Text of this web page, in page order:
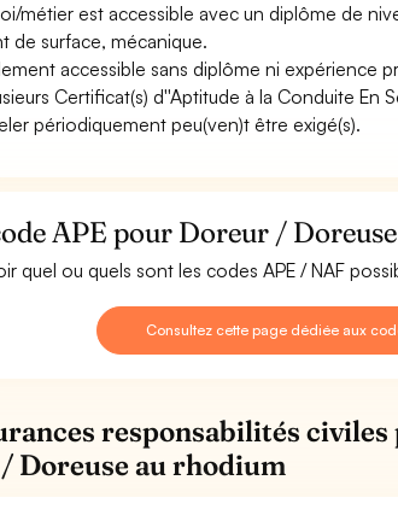
métier est accessible avec un diplôme de
de surface, mécanique.
accessible sans diplôme ni expérience
Certificat(s) d''Aptitude à la Conduite
périodiquement peu(ven)t être exigé(s).
APE pour Doreur /
quel ou quels sont les codes APE / NAF
Consultez cette page dédiée aux
responsabilités
Doreuse au rhodium